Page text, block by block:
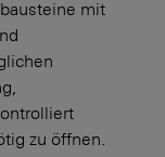
mit
zu öffnen.